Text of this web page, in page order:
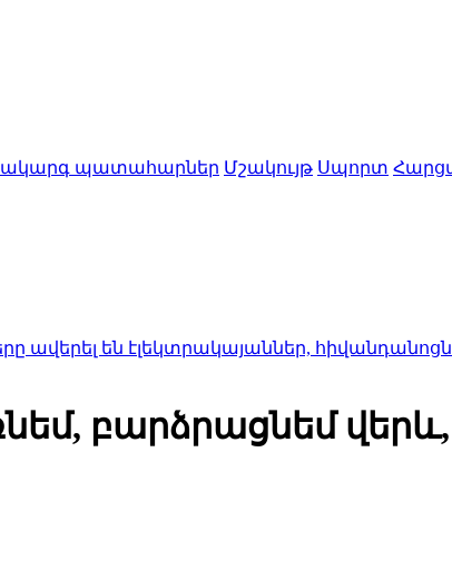
պատահարներ Մշակույթ Սպորտ
են էլեկտրակայաններ, հիվանդանոցներ ու
բարձրացնեմ